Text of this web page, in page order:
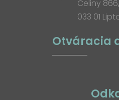
Celiny 866,
033 01
Otváracia